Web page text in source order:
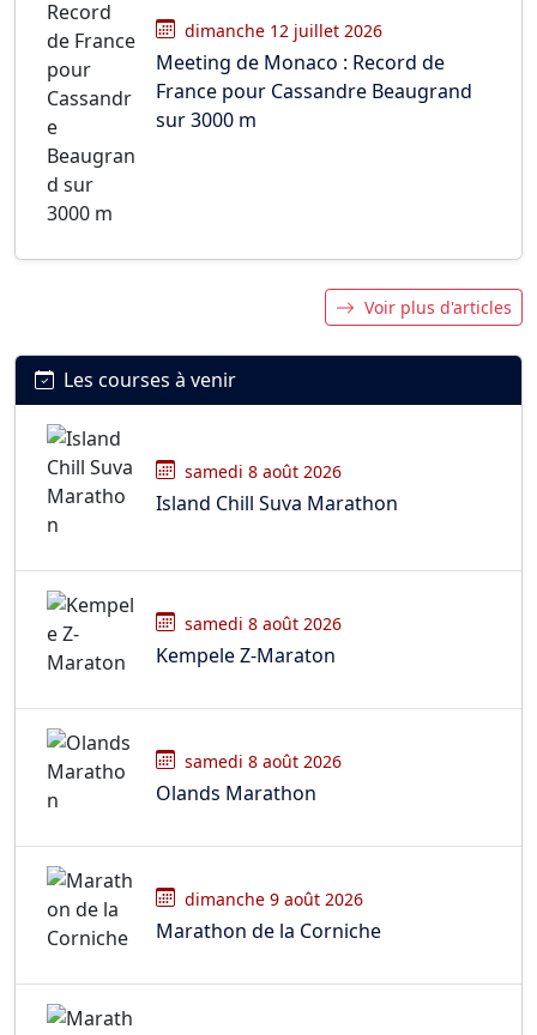
dimanche 12 juillet 2026
Meeting de Monaco : Record de
France pour Cassandre Beaugrand
sur 3000 m
Voir plus d'articles
Les courses à venir
samedi 8 août 2026
Island Chill Suva Marathon
samedi 8 août 2026
Kempele Z-Maraton
samedi 8 août 2026
Olands Marathon
dimanche 9 août 2026
Marathon de la Corniche